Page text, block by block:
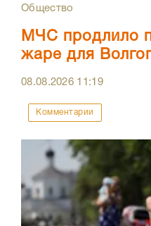
Общество
МЧС продлило
жаре для
08.08.2026 11:19
Комментарии